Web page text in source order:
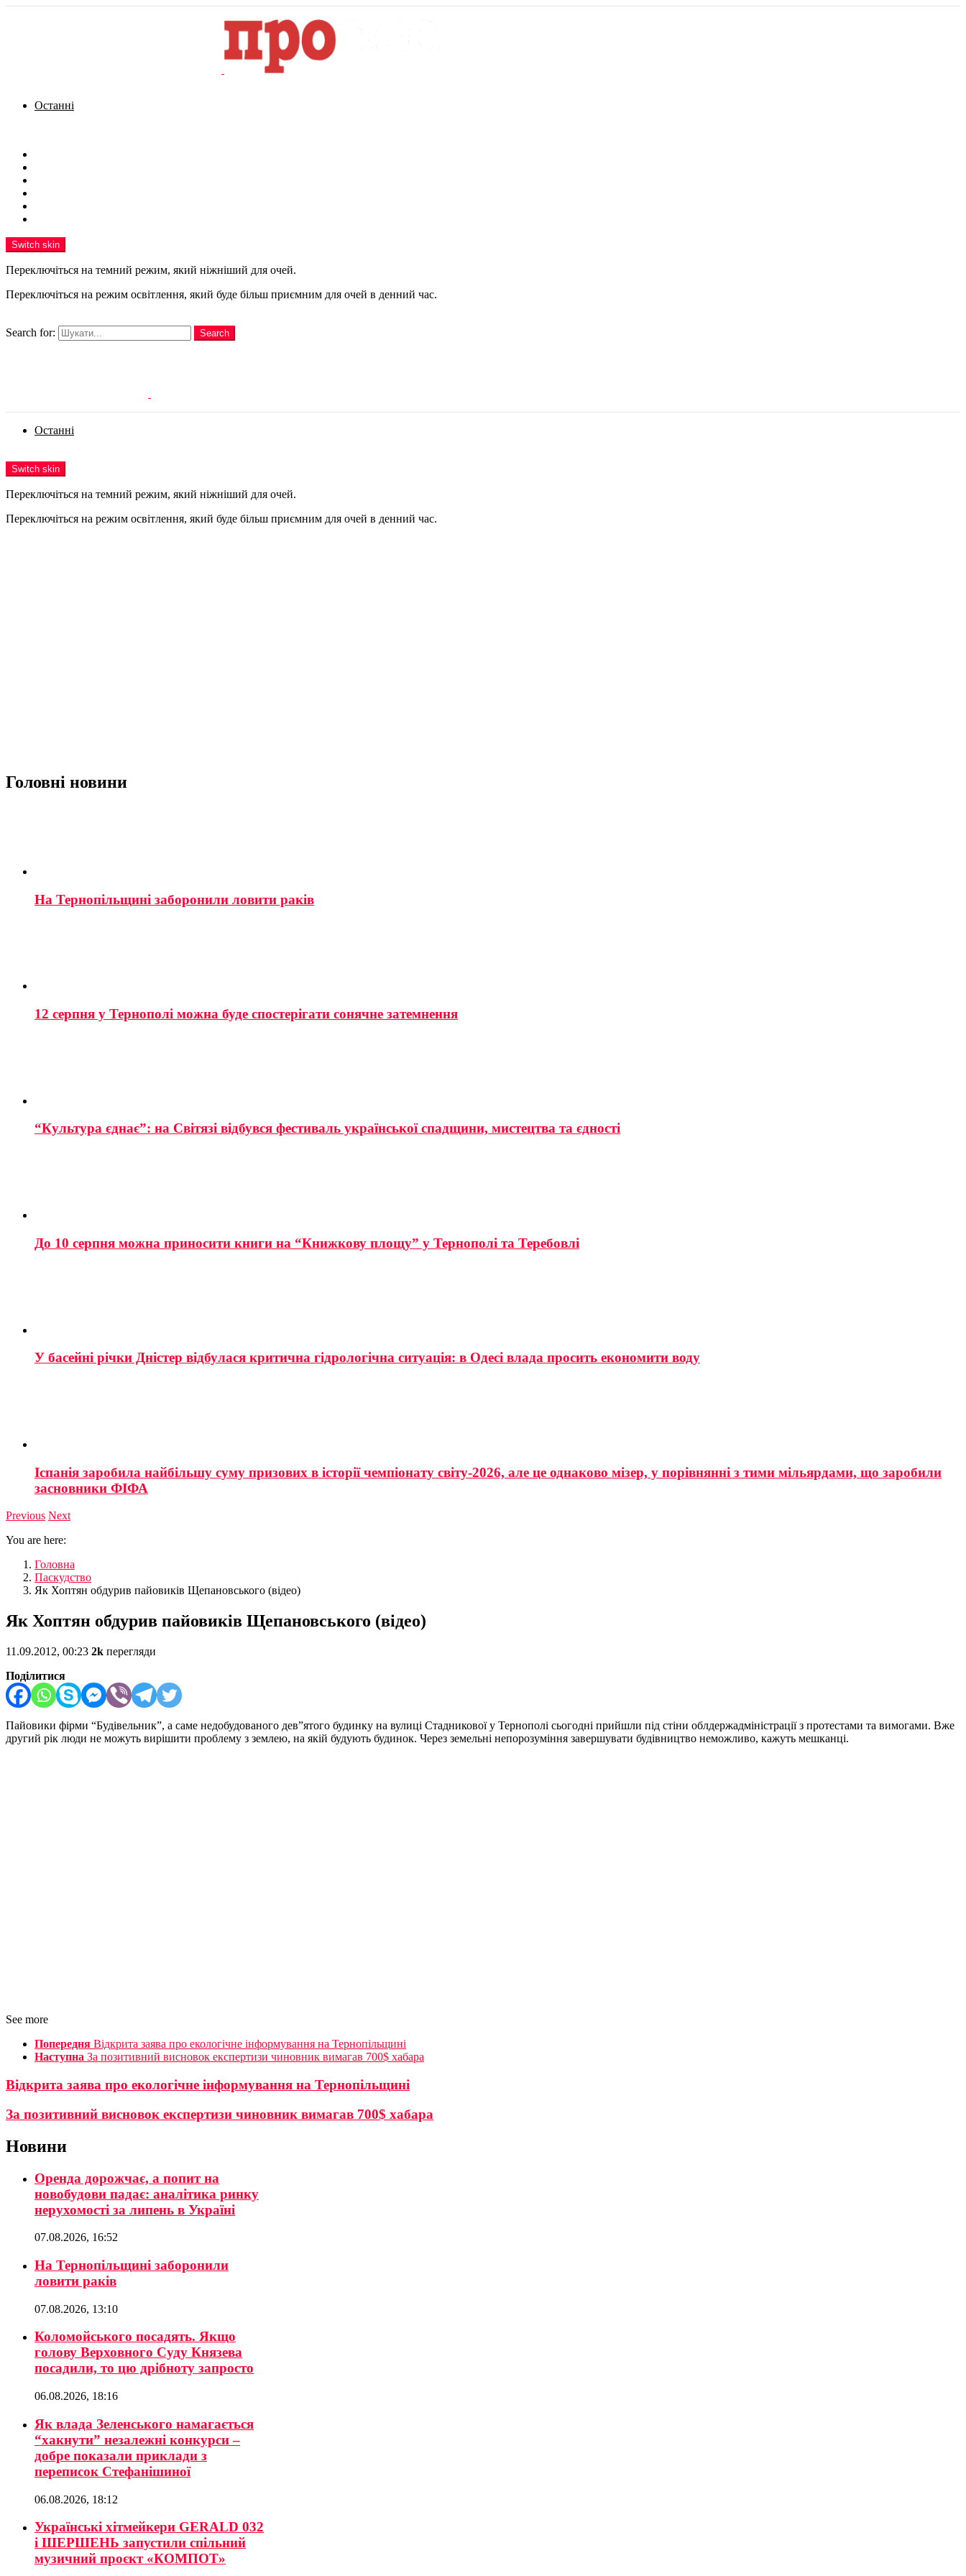
Останні
Switch skin
Переключіться на темний режим, який ніжніший для очей.
Переключіться на режим освітлення, який буде більш приємним для очей в денний час.
Search for:
Search
Останні
Switch skin
Переключіться на темний режим, який ніжніший для очей.
Переключіться на режим освітлення, який буде більш приємним для очей в денний час.
Головні новини
На Тернопільщині заборонили ловити раків
12 серпня у Тернополі можна буде спостерігати сонячне затемнення
“Культура єднає”: на Світязі відбувся фестиваль української спадщини, мистецтва та єдності
До 10 серпня можна приносити книги на “Книжкову площу” у Тернополі та Теребовлі
У басейні річки Дністер відбулася критична гідрологічна ситуація: в Одесі влада просить економити воду
Іспанія заробила найбільшу суму призових в історії чемпіонату світу-2026, але це однаково мізер, у порівнянні з тими мільярдами, що заробили
засновники ФІФА
Previous Next
You are here:
Головна
Паскудство
Як Хоптян обдурив пайовиків Щепановського (відео)
Як Хоптян обдурив пайовиків Щепановського (відео)
11.09.2012, 00:23 2k перегляди
Поділитися
Пайовики фірми “Будівельник”, а саме недобудованого дев”ятого будинку на вулиці Стадникової у Тернополі сьогодні прийшли під стіни облдержадміністрації з протестами та вимогами. Вже
другий рік люди не можуть вирішити проблему з землею, на якій будують будинок. Через земельні непорозуміння завершувати будівництво неможливо, кажуть мешканці.
See more
Попередня Відкрита заява про екологічне інформування на Тернопільщині
Наступна За позитивний висновок експертизи чиновник вимагав 700$ хабара
Відкрита заява про екологічне інформування на Тернопільщині
За позитивний висновок експертизи чиновник вимагав 700$ хабара
Новини
Оренда дорожчає, а попит на
новобудови падає: аналітика ринку
нерухомості за липень в Україні
07.08.2026, 16:52
На Тернопільщині заборонили
ловити раків
07.08.2026, 13:10
Коломойського посадять. Якщо
голову Верховного Суду Князева
посадили, то цю дрібноту запросто
06.08.2026, 18:16
Як влада Зеленського намагається
“хакнути” незалежні конкурси –
добре показали приклади з
переписок Стефанішиної
06.08.2026, 18:12
Українські хітмейкери GERALD 032
і ШЕРШЕНЬ запустили спільний
музичний проєкт «КОМПОТ»